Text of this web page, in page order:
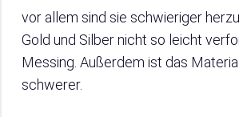
vor allem sind sie schwieriger
Gold und Silber nicht so leicht
Messing. Außerdem ist das
schwerer.